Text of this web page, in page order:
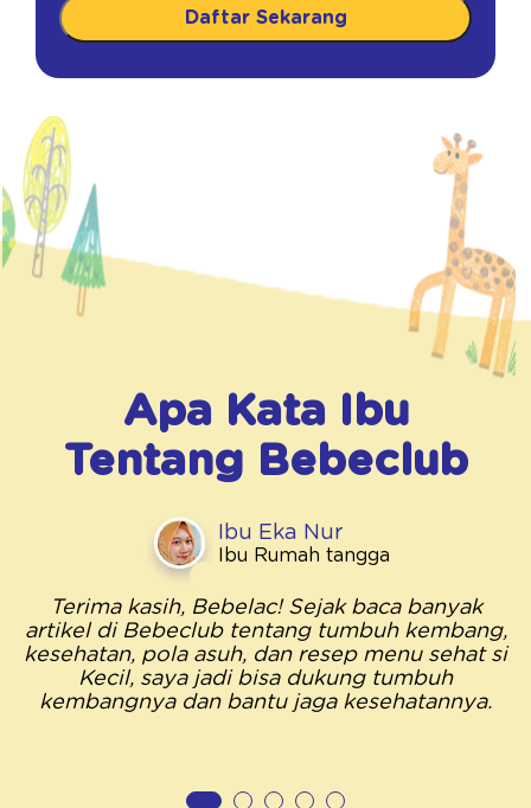
Daftar Sekarang
Apa Kata Ibu
Tentang Bebeclub
Ibu Eka Nur
Ibu Rumah tangga
Terima kasih, Bebelac! Sejak baca banyak
artikel di Bebeclub tentang tumbuh kembang,
kesehatan, pola asuh, dan resep menu sehat si
Kecil, saya jadi bisa dukung tumbuh
kembangnya dan bantu jaga kesehatannya.